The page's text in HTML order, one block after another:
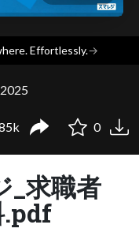
Effortlessly.→
0
_求職者
.pdf